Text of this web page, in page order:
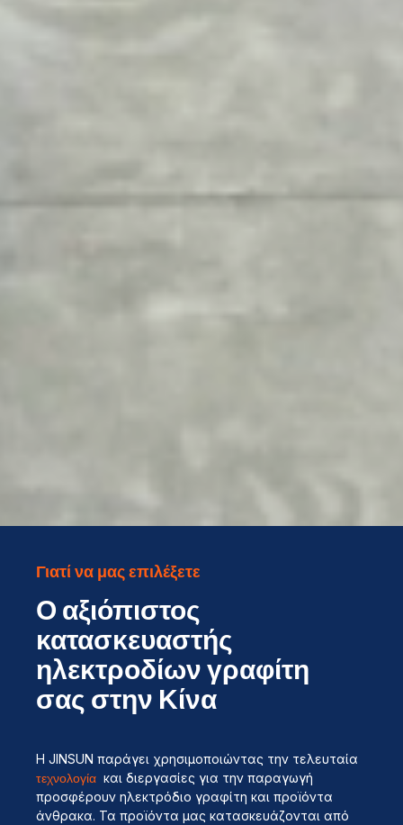
Γιατί να μας επιλέξετε
Ο αξιόπιστος
κατασκευαστής
ηλεκτροδίων γραφίτη
σας στην Κίνα
Η JINSUN παράγει χρησιμοποιώντας την τελευταία
τεχνολογία και διεργασίες για την παραγωγή
προσφέρουν ηλεκτρόδιο γραφίτη και προϊόντα
άνθρακα. Τα προϊόντα μας κατασκευάζονται από